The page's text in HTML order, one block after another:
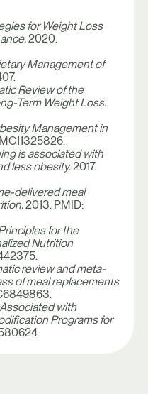
for Weight Loss
2020.
Management of
Review of the
Term Weight Loss.
Management in
is associated with
less obesity.2017.
delivered meal
2013. PMID:
for the
Nutrition
review and meta-
of meal replacements
with
Programs for